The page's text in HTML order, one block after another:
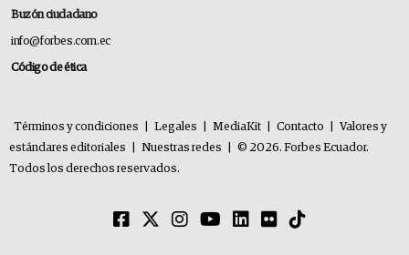
Buzón ciudadano
info@forbes.com.ec
Código de ética
Términos y condiciones Legales MediaKit Contacto
Valores y
estándares editoriales
Nuestras redes
© 2026. Forbes Ecuador.
Todos los derechos reservados.